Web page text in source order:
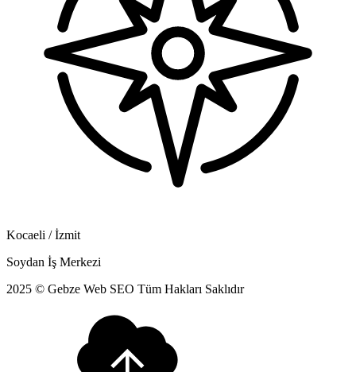
Kocaeli / İzmit
Soydan İş Merkezi
2025 © Gebze Web SEO Tüm Hakları Saklıdır